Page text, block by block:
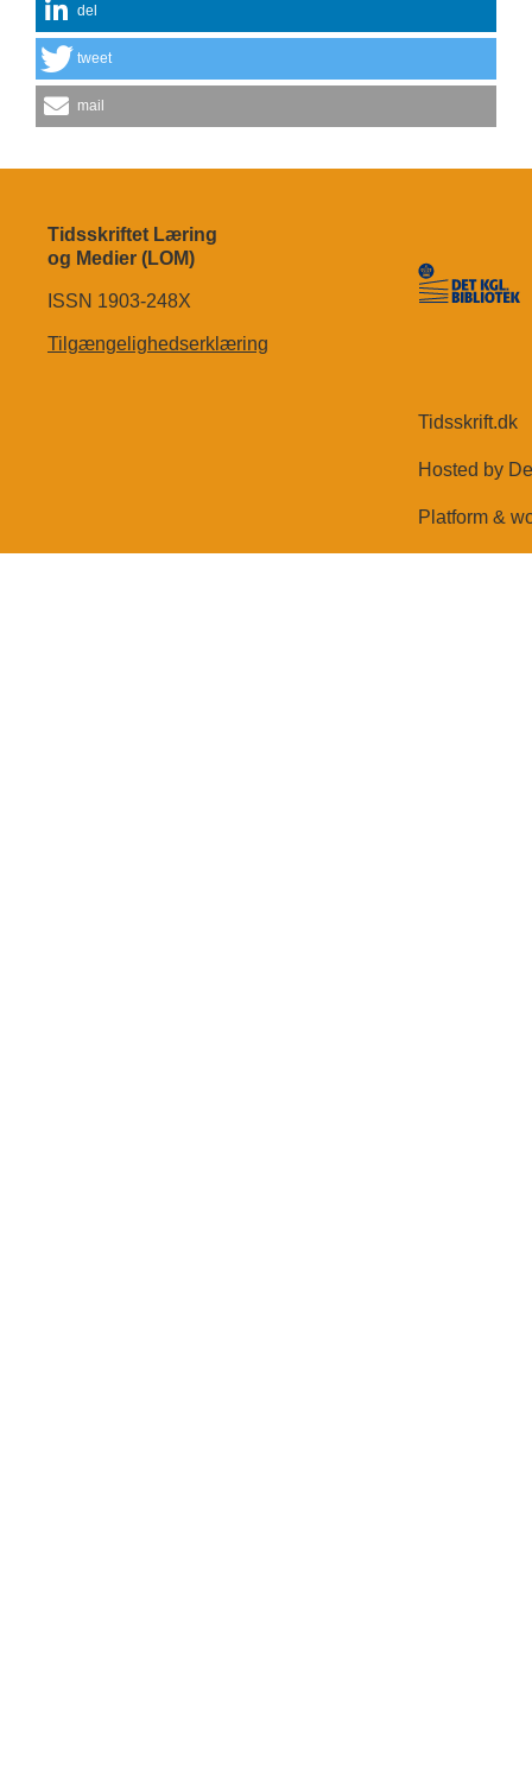
del
tweet
mail
Tidsskriftet Læring
og Medier (LOM)
ISSN 1903-248X
Tilgængelighedserklæring